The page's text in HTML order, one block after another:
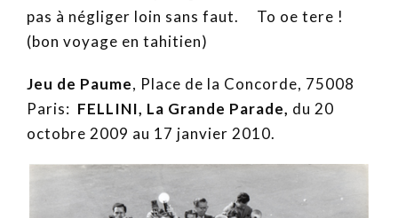
pas à négliger loin sans faut. To oe tere !
(bon voyage en tahitien)
Jeu de Paume, Place de la Concorde, 75008
Paris: FELLINI, La Grande Parade, du 20
octobre 2009 au 17 janvier 2010.